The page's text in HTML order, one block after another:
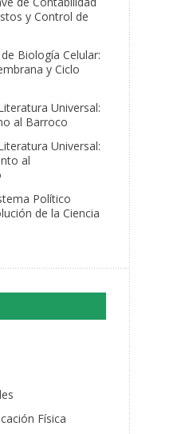
y Control de
Biología Celular:
y Ciclo
Universal:
al Barroco
Universal:
al
Político
de la Ciencia
Física